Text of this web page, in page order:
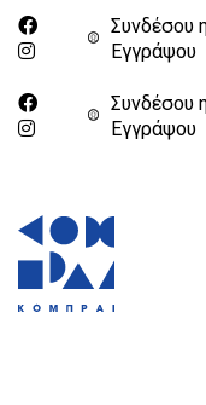
Συνδέσου
Eγγράψου
Συνδέσου
Eγγράψου